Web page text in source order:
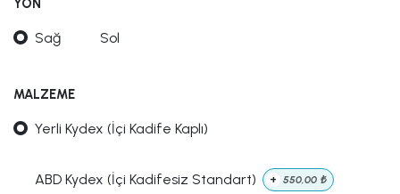
YÖN
Sağ Sol
MALZEME
Yerli Kydex (İçi Kadife Kaplı)
ABD Kydex (İçi Kadifesiz Standart) + 550,00 ₺